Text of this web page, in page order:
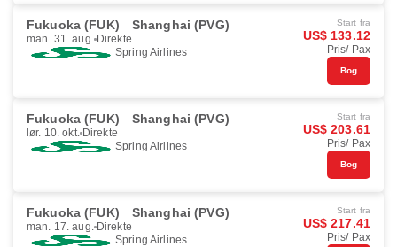
Fukuoka (FUK) Shanghai (PVG)
man. 31. aug. Direkte
Spring Airlines
Start fra
US$ 133.12
Pris/ Pax
Bog
Fukuoka (FUK) Shanghai (PVG)
lør. 10. okt. Direkte
Spring Airlines
Start fra
US$ 203.61
Pris/ Pax
Bog
Fukuoka (FUK) Shanghai (PVG)
man. 17. aug. Direkte
Spring Airlines
Start fra
US$ 217.41
Pris/ Pax